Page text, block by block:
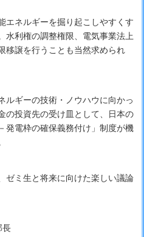
ネルギーを掘り起こしやすくす
水利権の調整権限、電気事業法上
移譲を行うことも当然求められ
ギーの技術・ノウハウに向かっ
の投資先の受け皿として、日本の
発電枠の確保義務付け」制度が機
ミ生と将来に向けた楽しい議論
長